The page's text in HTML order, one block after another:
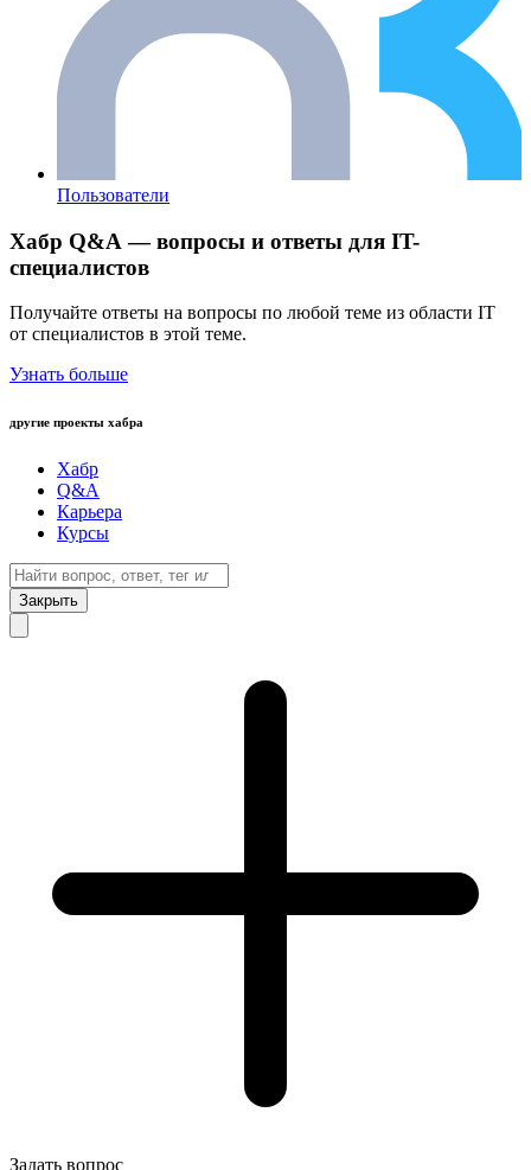
Пользователи
Хабр Q&A — вопросы и ответы для IT-
специалистов
Получайте ответы на вопросы по любой теме из области IT
от специалистов в этой теме.
Узнать больше
другие проекты хабра
Хабр
Q&A
Карьера
Курсы
Закрыть
Задать вопрос